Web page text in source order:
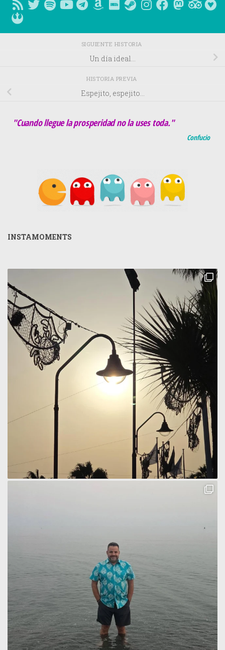
SIGUIENTE HISTORIA
Un día ideal…
HISTORIA PREVIA
Espejito, espejito…
"Cuando llegue la prosperidad no la uses toda."
Confucio
INSTAMOMENTS